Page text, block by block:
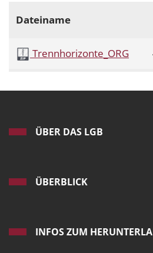
Dateiname
Trennhorizonte_ORG
ÜBER DAS LGB
ÜBERBLICK
INFOS ZUM